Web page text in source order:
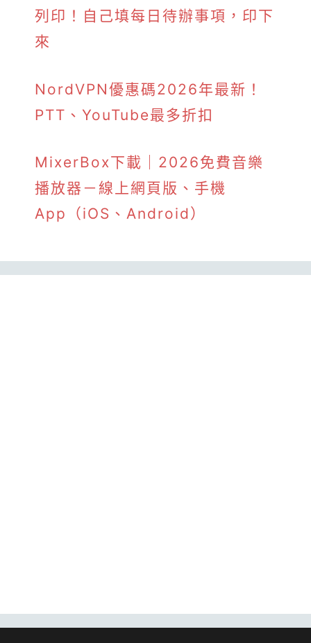
列印！自己填每日待辦事項，印下
來
NordVPN優惠碼2026年最新！
PTT、YouTube最多折扣
MixerBox下載｜2026免費音樂
播放器－線上網頁版、手機
App（iOS、Android）